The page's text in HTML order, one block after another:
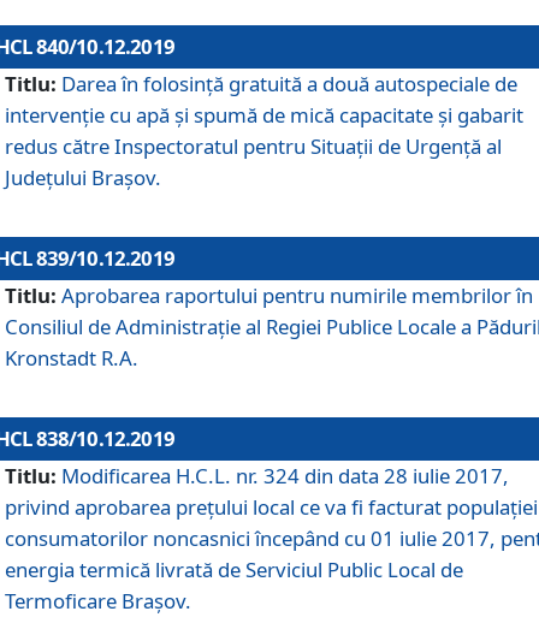
840/10.12.2019
Titlu: Darea în folosință gratuită a două autospeciale de
intervenție cu apă și spumă de mică capacitate și gabarit
redus către Inspectoratul pentru Situaţii de Urgenţă al
Judeţului Brașov.
839/10.12.2019
Titlu: Aprobarea raportului pentru numirile membrilor în
Consiliul de Administraţie al Regiei Publice Locale a
Kronstadt R.A.
838/10.12.2019
Titlu: Modificarea H.C.L. nr. 324 din data 28 iulie 2017,
privind aprobarea preţului local ce va fi facturat
consumatorilor noncasnici începând cu 01 iulie 2017,
energia termică livrată de Serviciul Public Local de
Termoficare Braşov.